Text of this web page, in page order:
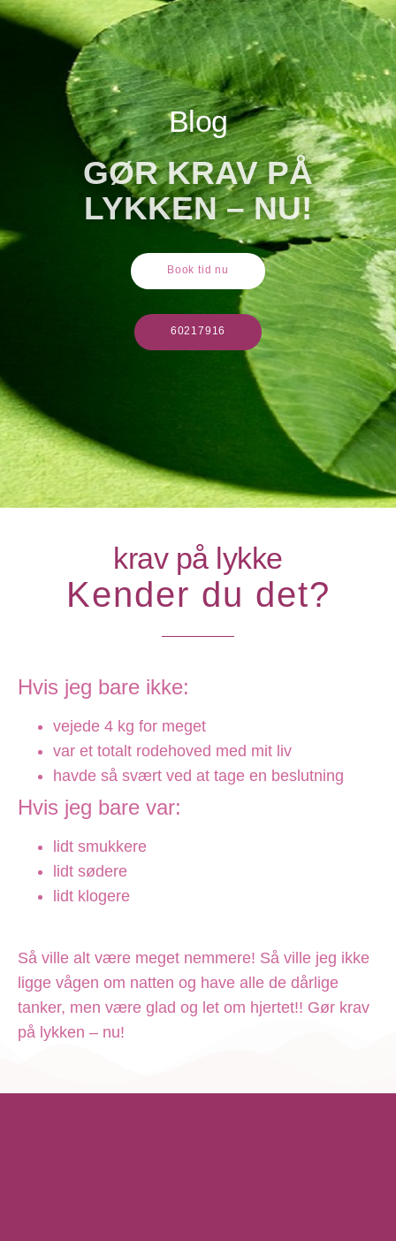
Blog
GØR KRAV PÅ
LYKKEN – NU!
Book tid nu
60217916
krav på lykke
Kender du det?
Hvis jeg bare ikke:
vejede 4 kg for meget
var et totalt rodehoved med mit liv
havde så svært ved at tage en beslutning
Hvis jeg bare var:
lidt smukkere
lidt sødere
lidt klogere
Så ville alt være meget nemmere! Så ville jeg ikke
ligge vågen om natten og have alle de dårlige
tanker, men være glad og let om hjertet!! Gør krav
på lykken – nu!